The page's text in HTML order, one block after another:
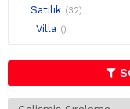
Satılık (32)
Villa ()